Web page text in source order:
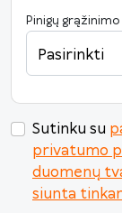
Pinigų
Pasirinkti
Sutinku su
privatumo
duomenų
siunta